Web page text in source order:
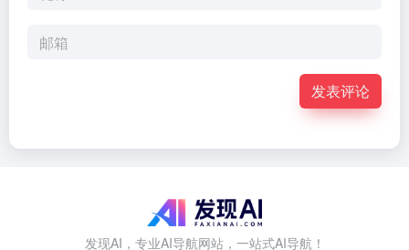
发表评论
发现AI，专业AI导航网站，一站式AI导航！